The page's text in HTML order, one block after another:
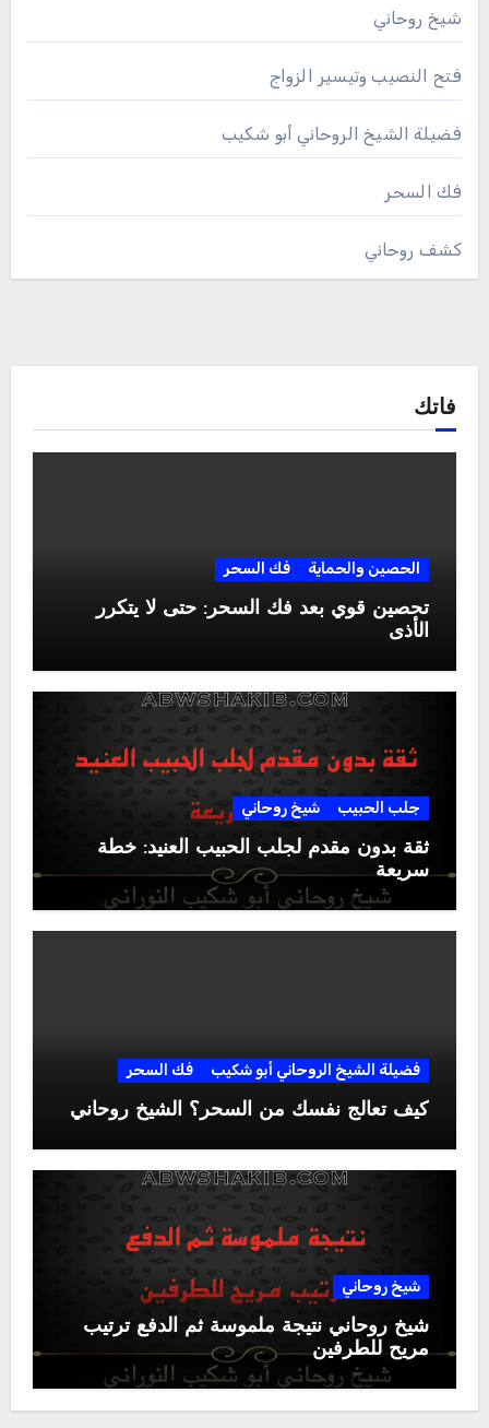
شيخ روحاني
فتح النصيب وتيسير الزواج
فضيلة الشيخ الروحاني أبو شكيب
فك السحر
كشف روحاني
فاتك
الحصين والحماية فك السحر
تحصين قوي بعد فك السحر: حتى لا يتكرر
الأذى
جلب الحبيب شيخ روحاني
ثقة بدون مقدم لجلب الحبيب العنيد: خطة
سريعة
فضيلة الشيخ الروحاني أبو شكيب فك السحر
كيف تعالج نفسك من السحر؟ الشيخ روحاني
شيخ روحاني
شيخ روحاني نتيجة ملموسة ثم الدفع ترتيب
مريح للطرفين